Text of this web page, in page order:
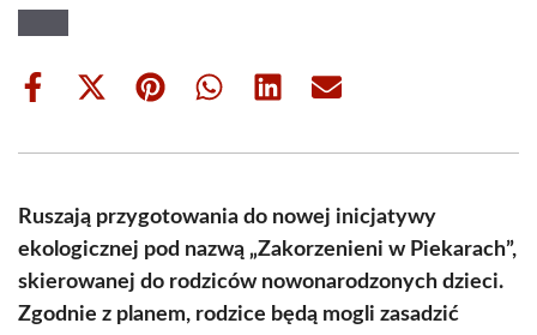
Share
Share
(Twitter)
Share Share Share Share
Ruszają przygotowania do nowej inicjatywy
ekologicznej pod nazwą „Zakorzenieni w Piekarach”,
skierowanej do rodziców nowonarodzonych dzieci.
Zgodnie z planem, rodzice będą mogli zasadzić